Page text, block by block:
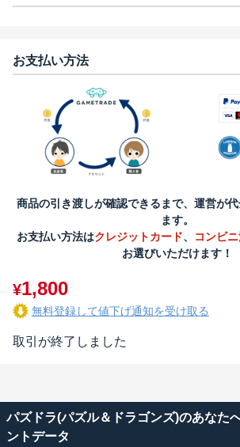
お支払い方法
商品の引き渡しが確認できるまで、運営が
ます。
お支払い方法はクレジットカード、 コンビ
お選びいただけます！
¥1,800
無料登録して値下げ通知を受け取る
取引が終了しました
パズドラ(パズル＆ドラゴンズ)のあなた
ントデータ